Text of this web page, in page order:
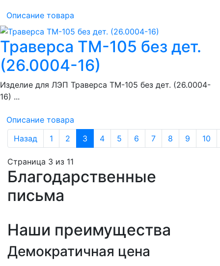
Описание товара
Траверса ТМ-105 без дет.
(26.0004-16)
Изделие для ЛЭП Траверса ТМ-105 без дет. (26.0004-
16) ...
Описание товара
Назад
1 2 3 4 5 6 7 8 9 10
Страница 3 из 11
Благодарственные
письма
Наши преимущества
Демократичная цена